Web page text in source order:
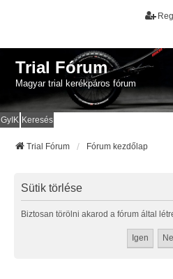
Trial Fórum
Magyar trial kerékpáros fórum
GyIK Keresés
Trial Fórum Fórum kezdőlap
Sütik törlése
Biztosan törölni akarod a fórum által